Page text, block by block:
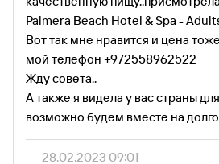
Palmera Beach Hotel & Spa -
Вот так мне нравится и цена тоже
мой телефон +972558962522
Жду совета..
А также я видела у вас страны
возможно будем вместе на долго
28.02.2023 09:01